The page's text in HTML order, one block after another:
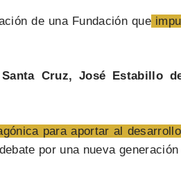
de una Fundación que
Cruz, José Estabillo
para aportar al
por una nueva